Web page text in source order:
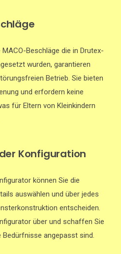
Beschläge die in Drutex-
wurden, garantieren
Betrieb. Sie bieten
und erfordern keine
für Eltern von Kleinkindern
Konfiguration
können Sie die
auswählen und über jedes
entscheiden.
über und schaffen Sie
Bedürfnisse angepasst sind.